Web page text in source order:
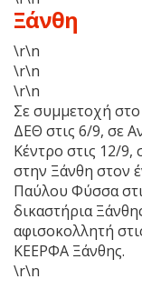
Ξάνθη
\r\n
\r\n
\r\n
Σε συμμετοχή
ΔΕΘ στις 6/9, σε
Κέντρο στις 12/9,
στην Ξάνθη στον
Παύλου Φύσσα
δικαστήρια
αφισοκολλητή
ΚΕΕΡΦΑ Ξάνθης.
\r\n